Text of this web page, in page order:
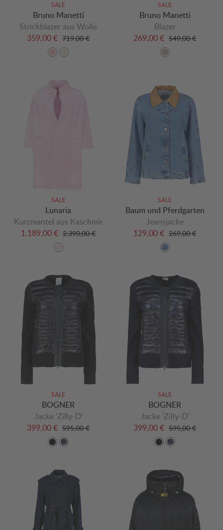
SALE
Bruno Manetti
Strickblazer aus Wolle
359,00 € 719,00 €
SALE
Bruno Manetti
Blazer
269,00 € 549,00 €
SALE
Lunaria
Kurzmantel aus Kaschmir
1.189,00 € 2.390,00 €
SALE
Baum und Pferdgarten
Jeansjacke
129,00 € 269,00 €
SALE
BOGNER
Jacke 'Zilly-D'
399,00 € 595,00 €
SALE
BOGNER
Jacke 'Zilly-D'
399,00 € 595,00 €